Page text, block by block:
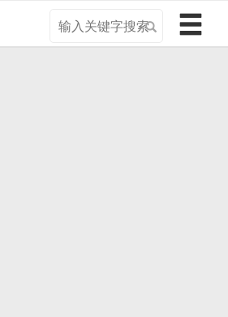
导
航